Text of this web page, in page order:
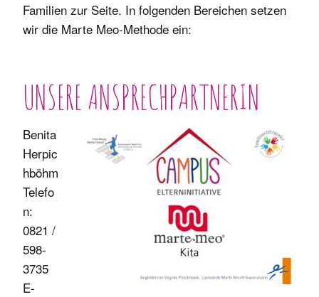
Familien zur Seite. In folgenden Bereichen setzen
wir die Marte Meo-Methode ein:
UNSERE ANSPRECHPARTNERIN
Benita
Herpic
hböhm
Telefo
n:
0821 /
598-
3735
E-